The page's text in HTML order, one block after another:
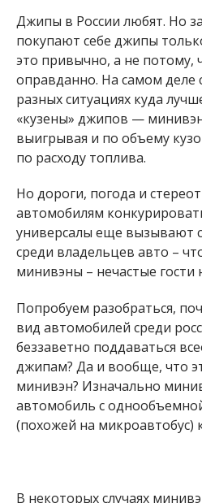
Джипы в России любят. Но
покупают себе джипы
это привычно, а не потому,
оправданно. На самом деле
разных ситуациях куда
«кузены» джипов —
выигрывая и по объему
по расходу топлива.
Но дороги, погода и
автомобилям
универсалы еще вызывают
среди владельцев авто –
минивэны – нечастые гости
Попробуем разобраться,
вид автомобилей среди
беззаветно поддаваться
джипам? Да и вообще, что
минивэн? Изначально
автомобиль с
(похожей на микроавтобус)
В некоторых случаях